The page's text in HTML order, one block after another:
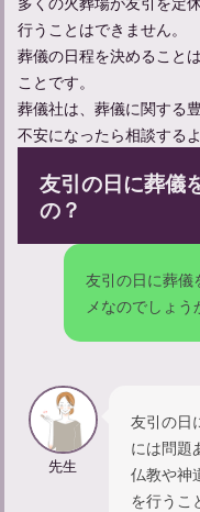
家族葬参列者としてのマ
行うことはできません。
葬儀の日程を決めること
ことです。
葬儀社は、葬儀に関する
不安になったら相談する
友引の日に葬儀
の？
友引の日に葬儀
メなのでしょう
先生
友引の日
には問題
仏教や神
を行うこ